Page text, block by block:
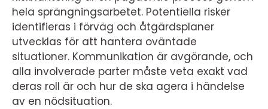
hela sprängningsarbetet. Potentiella risker
identifieras i förväg och åtgärdsplaner
utvecklas för att hantera oväntade
situationer. Kommunikation är avgörande, och
alla involverade parter måste veta exakt vad
deras roll är och hur de ska agera i händelse
av en nödsituation.